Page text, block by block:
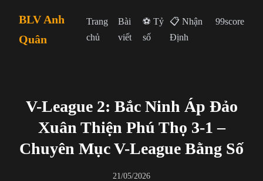
BLV Anh
Quân
Trang
chủ
Bài
viết
⚽ Tỷ
số
📋 Nhận
Định
99score
V-League 2: Bắc Ninh Áp Đảo
Xuân Thiện Phú Thọ 3-1 –
Chuyên Mục V-League Bằng Số
21/05/2026